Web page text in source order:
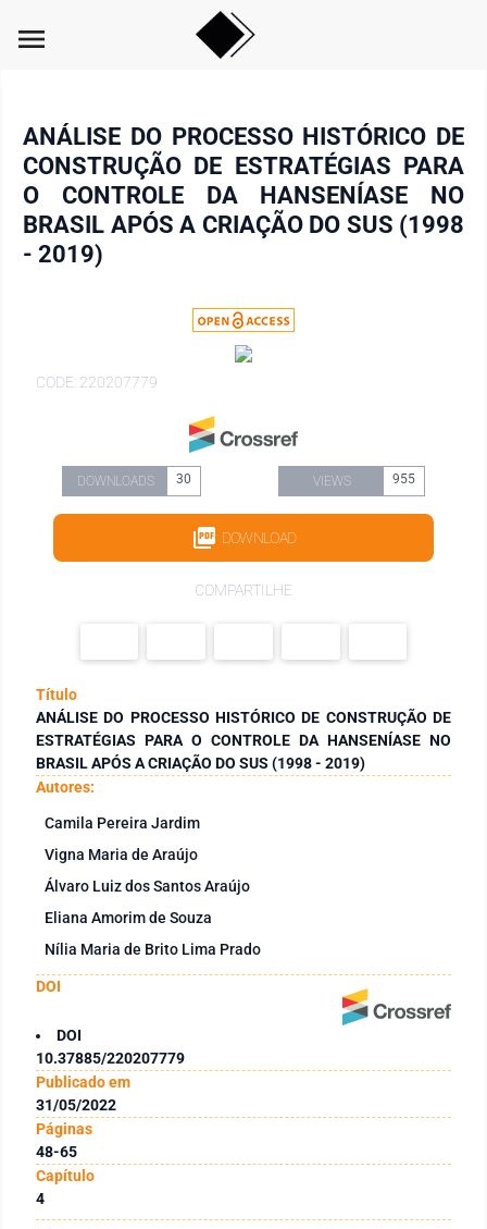
menu
ANÁLISE DO PROCESSO HISTÓRICO DE
CONSTRUÇÃO DE ESTRATÉGIAS PARA
O CONTROLE DA HANSENÍASE NO
BRASIL APÓS A CRIAÇÃO DO SUS (1998
- 2019)
CODE: 220207779
DOWNLOADS 30 VIEWS 955
DOWNLOAD
COMPARTILHE
Título
ANÁLISE DO PROCESSO HISTÓRICO DE CONSTRUÇÃO DE
ESTRATÉGIAS PARA O CONTROLE DA HANSENÍASE NO
BRASIL APÓS A CRIAÇÃO DO SUS (1998 - 2019)
Autores:
Camila Pereira Jardim
Vigna Maria de Araújo
Álvaro Luiz dos Santos Araújo
Eliana Amorim de Souza
Nília Maria de Brito Lima Prado
DOI
DOI
10.37885/220207779
Publicado em
31/05/2022
Páginas
48-65
Capítulo
4